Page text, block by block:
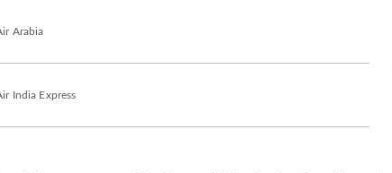
Arabia
India Express